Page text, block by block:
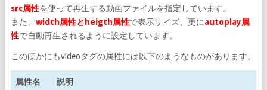
src属性を使って再生する動画ファイルを指定しています。
また、 width属性とheigth属性で表示サイズ、更にautoplay属
性で自動再生されるように設定しています。
このほかにもvideoタグの属性には以下のようなものがあります。
属性名 説明